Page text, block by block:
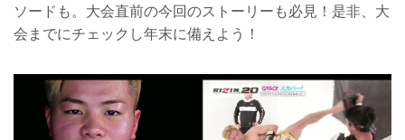
ソードも。大会直前の今回のストーリーも必見！是非、大
会までにチェックし年末に備えよう！